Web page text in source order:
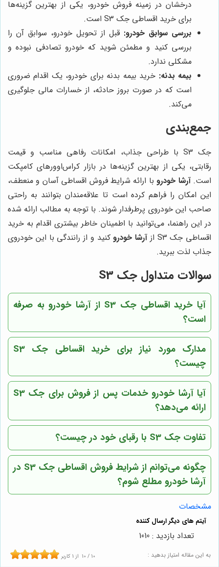
درخشان در زمینه فروش خودرو، یکی از بهترین گزینه‌ها
برای خرید اقساطی جک S3 است.
بررسی سوابق خودرو: قبل از تحویل خودرو، سوابق آن را
بررسی کنید و مطمئن شوید که خودرو تصادفی نبوده و
مشکلی ندارد.
بیمه بدنه: خرید بیمه بدنه برای خودرو، یک اقدام ضروری
است که در صورت بروز حادثه، از خسارات مالی جلوگیری
می‌کند.
جمع‌بندی
جک S3 با طراحی جذاب، امکانات رفاهی مناسب و قیمت
رقابتی، یکی از بهترین گزینه‌ها در بازار کراس‌اوورهای کامپکت
است.آرشا خودرو با ارائه شرایط فروش اقساطی آسان و منعطف،
این امکان را فراهم کرده است تا علاقه‌مندان بتوانند به راحتی
صاحب این خودروی پرطرفدار شوند. با توجه به مطالب ارائه شده
در این راهنما، می‌توانید با اطمینان خاطر بیشتری اقدام به خرید
اقساطی جک S3 از
آرشا خودرو کنید و از رانندگی با این خودروی
جذاب لذت ببرید.
سوالات متداول جک S3
آیا خرید اقساطی جک S3 از آرشا خودرو به صرفه
است؟
مدارک مورد نیاز برای خرید اقساطی جک S3
چیست؟
آیا آرشا خودرو خدمات پس از فروش برای جک S3
ارائه می‌دهد؟
تفاوت جک S3 با رقبای خود در چیست؟
چگونه می‌توانم از شرایط فروش اقساطی جک S3 در
آرشا خودرو مطلع شوم؟
مشخصات
به این مقاله امتیاز بدهید : 10 / 10 از 1 کاربر
تعداد بازدید : 1010